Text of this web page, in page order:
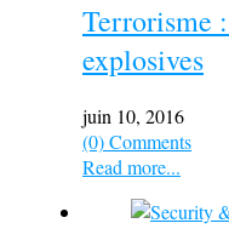
Terrorisme
explosives
juin 10, 2016
(0) Comments
Read more...